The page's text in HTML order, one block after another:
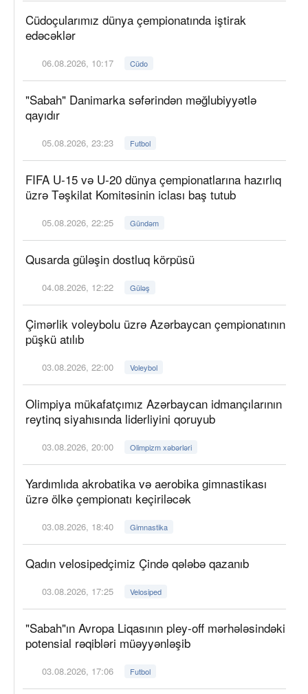
Cüdoçularımız dünya çempionatında iştirak
edəcəklər
06.08.2026, 10:17 Cüdo
"Sabah" Danimarka səfərindən məğlubiyyətlə
qayıdır
05.08.2026, 23:23 Futbol
FIFA U-15 və U-20 dünya çempionatlarına hazırlıq
üzrə Təşkilat Komitəsinin iclası baş tutub
05.08.2026, 22:25 Gündəm
Qusarda güləşin dostluq körpüsü
04.08.2026, 12:22 Güləş
Çimərlik voleybolu üzrə Azərbaycan çempionatının
püşkü atılıb
03.08.2026, 22:00 Voleybol
Olimpiya mükafatçımız Azərbaycan idmançılarının
reytinq siyahısında liderliyini qoruyub
03.08.2026, 20:00 Olimpizm xəbərləri
Yardımlıda akrobatika və aerobika gimnastikası
üzrə ölkə çempionatı keçiriləcək
03.08.2026, 18:40 Gimnastika
Qadın velosipedçimiz Çində qələbə qazanıb
03.08.2026, 17:25 Velosiped
"Sabah"ın Avropa Liqasının pley-off mərhələsindəki
potensial rəqibləri müəyyənləşib
03.08.2026, 17:06 Futbol